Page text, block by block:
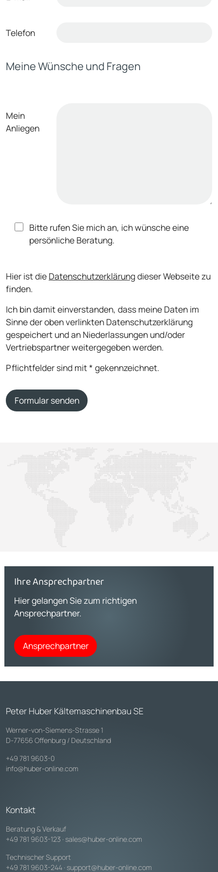
Telefon
Meine Wünsche und Fragen
Mein
Anliegen
Bitte rufen Sie mich an, ich wünsche eine
persönliche Beratung.
Hier ist die Datenschutzerklärungdieser Webseite zu
finden.
Ich bin damit einverstanden, dass meine Daten im
Sinne der oben verlinkten Datenschutzerklärung
gespeichert und an Niederlassungen und/oder
Vertriebspartner weitergegeben werden.
Pflichtfelder sind mit * gekennzeichnet.
Formular senden
Ihre Ansprechpartner
Hier gelangen Sie zum richtigen
Ansprechpartner.
Ansprechpartner
Peter Huber Kältemaschinenbau SE
Werner-von-Siemens-Strasse 1
D-77656 Offenburg / Deutschland
+49 781 9603-0
info@huber-online.com
Kontakt
Beratung & Verkauf
+49 781 9603-123 · sales@huber-online.com
Technischer Support
+49 781 9603-244 · support@huber-online.com